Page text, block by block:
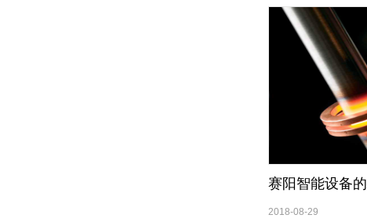
时间。
2018-08-29